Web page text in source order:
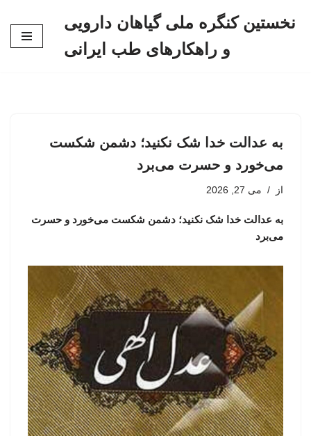
نخستین کنگره ملی گیاهان دارویی
و راهکارهای طب ایرانی
به عدالت خدا شک نکنید؛ دشمن شکست
می‌خورد و حسرت می‌برد
از می 27, 2026
به عدالت خدا شک نکنید؛ دشمن شکست می‌خورد و حسرت
می‌برد